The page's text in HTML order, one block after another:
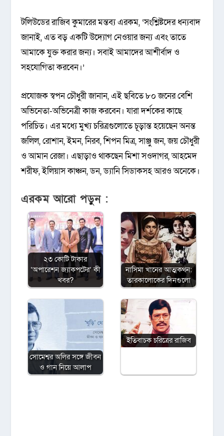
টলিউডের রাজিব কুমারের মন্তব্য এরকম, ‘সংশ্লিষ্টদের ধন্যবাদ
জানাই, এত বড় একটি উদ্যোগ নেওয়ার জন্য এবং তাতে
আমাকে যুক্ত করার জন্য। সবাই আমাদের আশীর্বাদ ও
সহযোগিতা করবেন।’
প্রযোজক স্বপন চৌধুরী জানান, এই ছবিতে ৮০ জনের বেশি
অভিনেতা-অভিনেত্রী কাজ করবেন। যারা দর্শকের কাছে
পরিচিত। এর মধ্যে মুখ্য চরিত্রগুলোতে চূড়ান্ত হয়েছেন অনন্ত
জলিল, রোশান, ইমন, নিরব, শিপন মিত্র, সাঞ্জু জন, জয় চৌধুরী
ও আমান রেজা। এছাড়াও থাকছেন মিশা সওদাগর, আহমেদ
শরীফ, ইলিয়াস কাঞ্চন, ডন, ড্যানি সিডাকসহ আরও অনেকে।
এরকম আরো পড়ুন :
২৩ কোটি টাকার
‘অপারেশন জ্যাকপটের’ কী
খবর?
নাসিমা খানের আত্মকথন:
তারকালোকের দিনগুলো
সোমেশ্বর অলির সঙ্গে জীবন
ও গান নিয়ে আলাপ
ইতিবাচক চরিত্রের রাজিব